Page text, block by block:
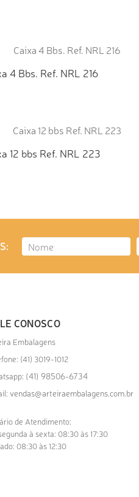
4 Bbs. Ref. NRL 216
12 bbs Ref. NRL 223
CONOSCO
Embalagens
(41) 3019-1012
(41) 98506-6734
vendas@arteiraembalagens.com.br
de Atendimento:
à sexta: 08:30 às 17:30
08:30 às 12:30